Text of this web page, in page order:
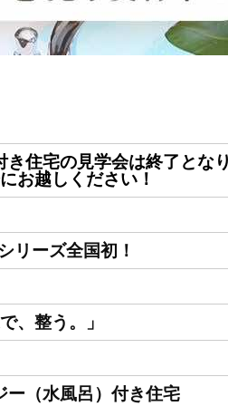
住宅の見学会は終了とな
お越しください！
リーズ全国初！
、整う。」
ー（水風呂）付き住宅